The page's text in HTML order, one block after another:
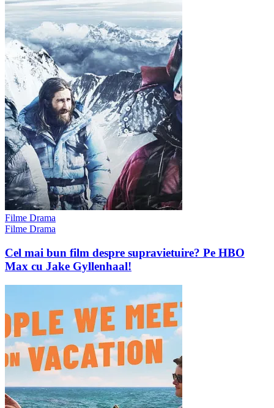
Filme Drama
Filme Drama
Cel mai bun film despre supravietuire? Pe HBO
Max cu Jake Gyllenhaal!